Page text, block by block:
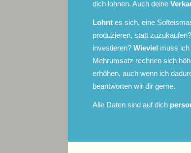
dich lohnen. Auch deine
Lohnt es sich, eine
produzieren, statt zuzukaufen?
investieren?Wieviel muss
Mehrumsatz rechnen sich
erhöhen, auch wenn ich
beantworten wir dir gerne.
Alle Daten sind auf dich